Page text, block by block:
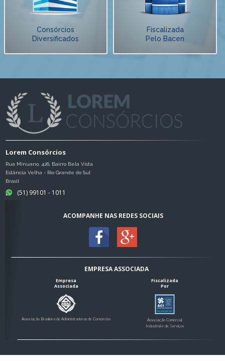
Consórcios
Diversificados
Fiscalizada
Pelo Bacen
Lorem Consórcios
Rua Minuano, 426, Bairro Bela Vista
Estância Velha - Rio Grande do Sul
Brasil
(51) 99101 - 1011
ACOMPANHE NAS REDES SOCIAIS
EMPRESA ASSOCIADA
Empresa
Associada
Associação Brasileira de Administradoras de Consórcios
Fiscalizada
Por
Associação Comercial,
Industrial e de Serviços